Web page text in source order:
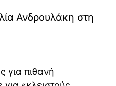
Ανδρουλάκη στη